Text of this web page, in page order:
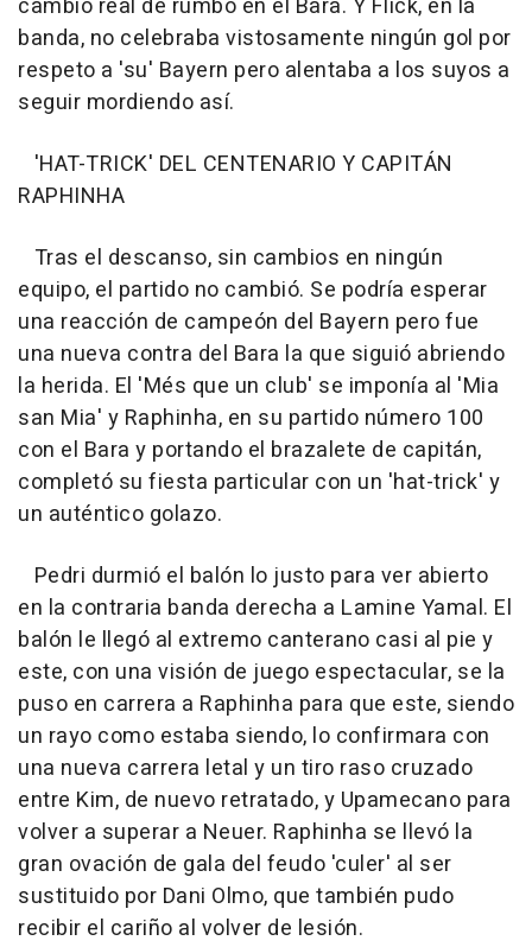
cambio real de rumbo en el Bara. Y Flick, en la
banda, no celebraba vistosamente ningún gol por
respeto a 'su' Bayern pero alentaba a los suyos a
seguir mordiendo así.
'HAT-TRICK' DEL CENTENARIO Y CAPITÁN
RAPHINHA
Tras el descanso, sin cambios en ningún
equipo, el partido no cambió. Se podría esperar
una reacción de campeón del Bayern pero fue
una nueva contra del Bara la que siguió abriendo
la herida. El 'Més que un club' se imponía al 'Mia
san Mia' y Raphinha, en su partido número 100
con el Bara y portando el brazalete de capitán,
completó su fiesta particular con un 'hat-trick' y
un auténtico golazo.
Pedri durmió el balón lo justo para ver abierto
en la contraria banda derecha a Lamine Yamal. El
balón le llegó al extremo canterano casi al pie y
este, con una visión de juego espectacular, se la
puso en carrera a Raphinha para que este, siendo
un rayo como estaba siendo, lo confirmara con
una nueva carrera letal y un tiro raso cruzado
entre Kim, de nuevo retratado, y Upamecano para
volver a superar a Neuer. Raphinha se llevó la
gran ovación de gala del feudo 'culer' al ser
sustituido por Dani Olmo, que también pudo
recibir el cariño al volver de lesión.